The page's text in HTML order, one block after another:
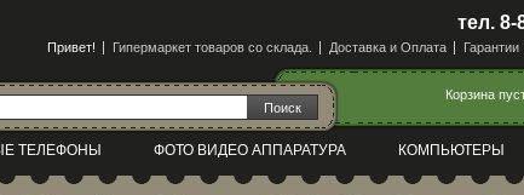
тел. 8-
Привет! Гипермаркет товаров со склада. Доставка и Оплата Гарантии
Корзина
ТЕЛЕФОНЫ ФОТО ВИДЕО АППАРАТУРА КОМПЬЮТЕРЫ